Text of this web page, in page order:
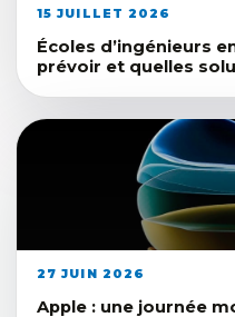
15 JUILLET 2026
Écoles d’ingénieurs
prévoir et quelles
27 JUIN 2026
Apple : une journée